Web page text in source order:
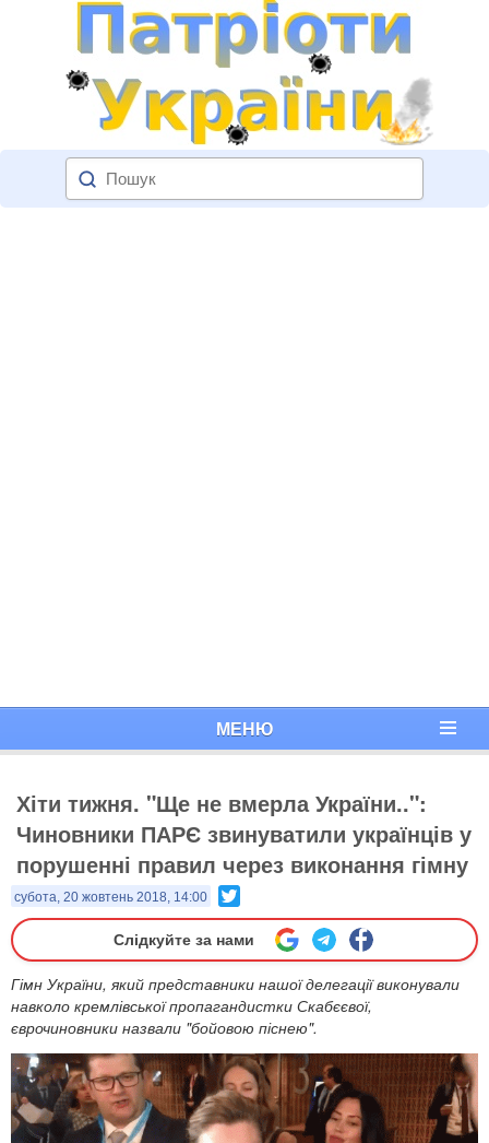
МЕНЮ
Хіти тижня. "Ще не вмерла України..":
Чиновники ПАРЄ звинуватили українців у
порушенні правил через виконання гімну
субота, 20 жовтень 2018, 14:00
Слідкуйте за нами
Гімн України, який представники нашої делегації виконували
навколо кремлівської пропагандистки Скабєєвої,
єврочиновники назвали "бойовою піснею".